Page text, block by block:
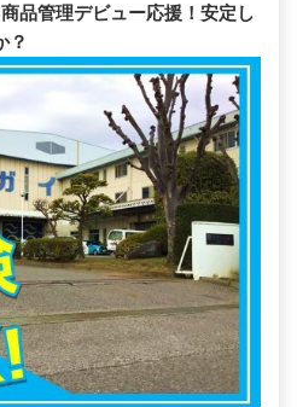
品管理デビュー応援！安定し
？